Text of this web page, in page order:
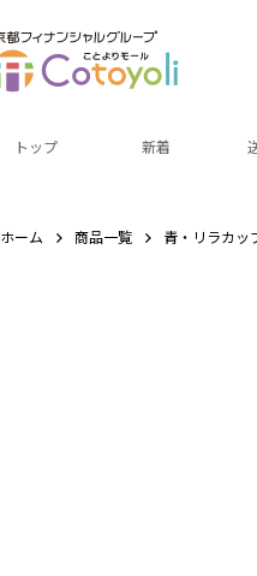
トップ 新着
ホーム 商品一覧 青・リラカッ